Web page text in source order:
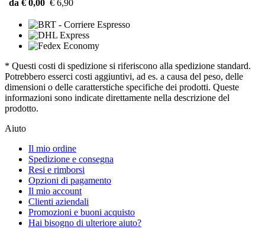
da € 0,00 € 6,90
* Questi costi di spedizione si riferiscono alla spedizione standard.
Potrebbero esserci costi aggiuntivi, ad es. a causa del peso, delle
dimensioni o delle caratterstiche specifiche dei prodotti. Queste
informazioni sono indicate direttamente nella descrizione del
prodotto.
Aiuto
Il mio ordine
Spedizione e consegna
Resi e rimborsi
Opzioni di pagamento
Il mio account
Clienti aziendali
Promozioni e buoni acquisto
Hai bisogno di ulteriore aiuto?